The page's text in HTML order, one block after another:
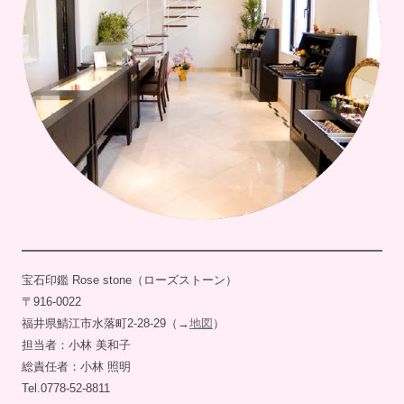
宝石印鑑 Rose stone（ローズストーン）
〒916-0022
福井県鯖江市水落町2-28-29（→地図 ）
担当者：小林 美和子
総責任者：小林 照明
Tel.0778-52-8811